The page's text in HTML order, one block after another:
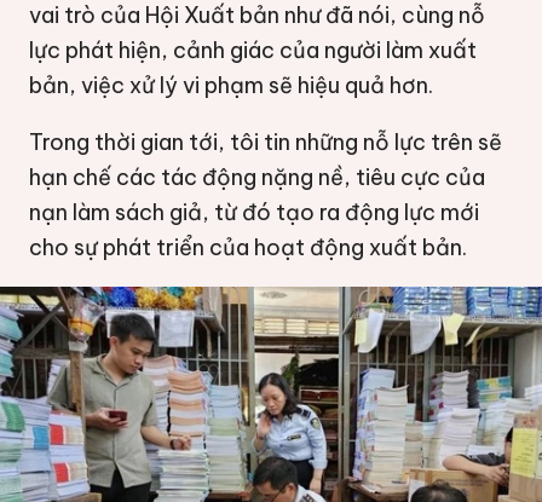
vai trò của Hội Xuất bản như đã nói, cùng nỗ
lực phát hiện, cảnh giác của người làm xuất
bản, việc xử lý vi phạm sẽ hiệu quả hơn.
Trong thời gian tới, tôi tin những nỗ lực trên sẽ
hạn chế các tác động nặng nề, tiêu cực của
nạn làm sách giả, từ đó tạo ra động lực mới
cho sự phát triển của hoạt động xuất bản.